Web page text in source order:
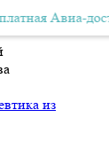
10 000р.
Авиа-